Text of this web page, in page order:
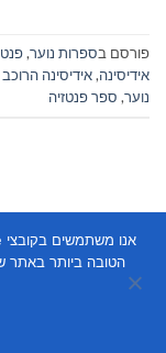
פורסם בספרות נוער,
אידיסינה,אידיסינה
נוער, ספר פנטזיה
הטובה ביותר